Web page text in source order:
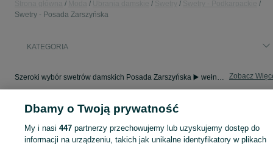
Swetry - Posada Zarszyńska
KATEGORIA
Szeroki wybór swetrów damskich Posada Zarszyńska ▶️ wełniane, kaszmirowe, oversize i kolorowe ✅ Nowe i używane w dobrych cenach ✌ Sprawdź oferty na OLX.pl! Zobacz
Mapa kategorii
Mapa miejscowości
Mapa ministron
Dbamy o Twoją prywatność
My i nasi447 partnerzy przechowujemy lub uzyskujemy dostęp do
informacji na urządzeniu, takich jak unikalne identyfikatory w plikach